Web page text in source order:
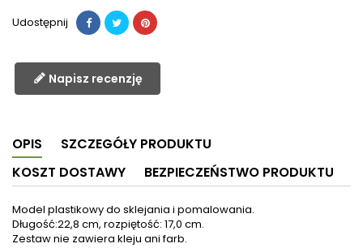
Udostępnij
Napisz recenzję
OPIS
SZCZEGÓŁY PRODUKTU
KOSZT DOSTAWY
BEZPIECZEŃSTWO PRODUKTU
Model plastikowy do sklejania i pomalowania.
Długość:22,8 cm, rozpiętość: 17,0 cm.
Zestaw nie zawiera kleju ani farb.